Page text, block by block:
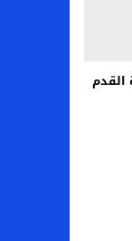
جدية لثورة مقبلة؟ كرة القدم